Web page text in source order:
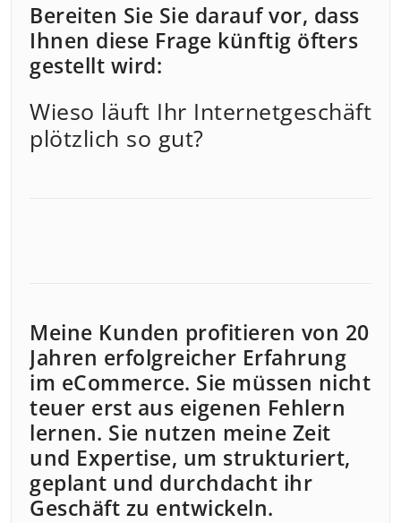
Bereiten Sie Sie darauf vor, dass
Ihnen diese Frage künftig öfters
gestellt wird:
Wieso läuft Ihr Internetgeschäft
plötzlich so gut?
Meine Kunden profitieren von 20
Jahren erfolgreicher Erfahrung
im eCommerce. Sie müssen nicht
teuer erst aus eigenen Fehlern
lernen. Sie nutzen meine Zeit
und Expertise, um strukturiert,
geplant und durchdacht ihr
Geschäft zu entwickeln.